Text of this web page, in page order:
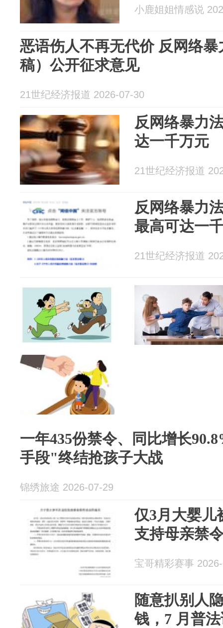
小鹿姐姐情感说
恶语伤人不再无代价 反网络
稿）公开征求意见
21世纪经济报道 2026-07-30
反网络暴力
达一千万元
21世纪经济报道
反网络暴力
最高可达一
21世纪经济报道
一年435份禁令、同比增长
手段"终结抢孩子大战
锦绣旅途 2026-07-29
仅3月大婴儿
支持母亲禁
宝哥精彩赛事
随意扒别人
钱，7 月普